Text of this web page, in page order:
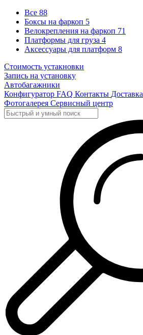
Все 88
Боксы на фаркоп 5
Велокрепления на фаркоп 71
Платформы для груза 4
Аксессуары для платформ 8
Стоимость устакновки
Запись на установку
Автобагажники
Конфигуратор FAQ Контакты Доставка
Фотогалерея Сервисный центр